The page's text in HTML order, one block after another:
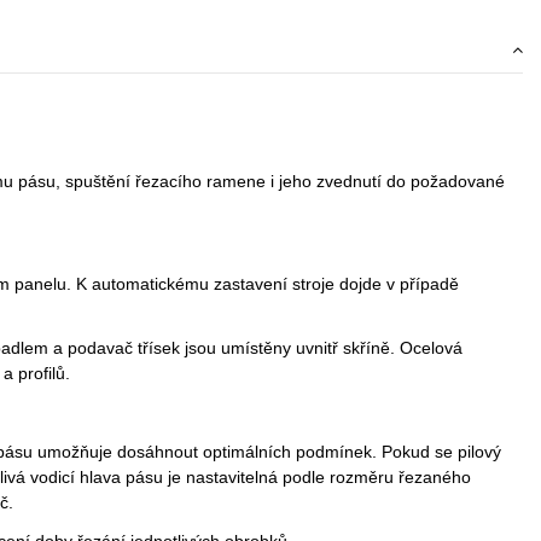
pásu, spuštění řezacího ramene i jeho zvednutí do požadované
panelu. K automatickému zastavení stroje dojde v případě
a podavač třísek jsou umístěny uvnitř skříně. Ocelová
profilů.
umožňuje dosáhnout optimálních podmínek. Pokud se pilový
vodicí hlava pásu je nastavitelná podle rozměru řezaného